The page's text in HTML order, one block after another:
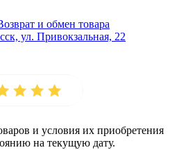
и обмен товара
ул. Привокзальная, 22
и условия их приобретения
на текущую дату.